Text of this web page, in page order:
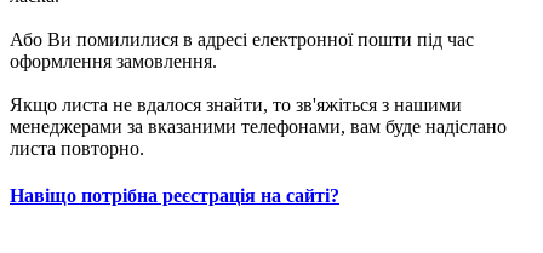
Або Ви помилилися в адресі електронної пошти під час
оформлення замовлення.
Якщо листа не вдалося знайти, то зв'яжіться з нашими
менеджерами за вказаними телефонами, вам буде надіслано
листа повторно.
Навіщо потрібна реєстрація на сайті?